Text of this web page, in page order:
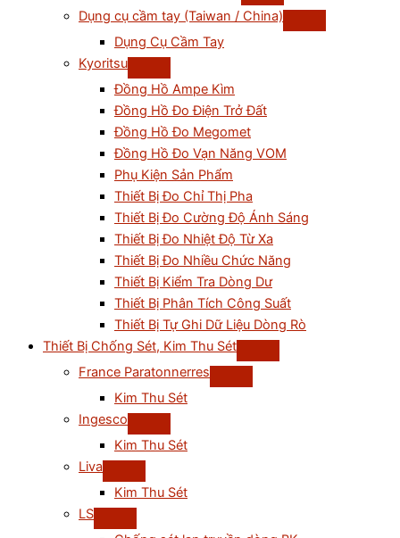
Dụng cụ cầm tay (Taiwan / China)
Dụng Cụ Cầm Tay
Kyoritsu
Đồng Hồ Ampe Kìm
Đồng Hồ Đo Điện Trở Đất
Đồng Hồ Đo Megomet
Đồng Hồ Đo Vạn Năng VOM
Phụ Kiện Sản Phẩm
Thiết Bị Đo Chỉ Thị Pha
Thiết Bị Đo Cường Độ Ánh Sáng
Thiết Bị Đo Nhiệt Độ Từ Xa
Thiết Bị Đo Nhiều Chức Năng
Thiết Bị Kiểm Tra Dòng Dư
Thiết Bị Phân Tích Công Suất
Thiết Bị Tự Ghi Dữ Liệu Dòng Rò
Thiết Bị Chống Sét, Kim Thu Sét
France Paratonnerres
Kim Thu Sét
Ingesco
Kim Thu Sét
Liva
Kim Thu Sét
LS